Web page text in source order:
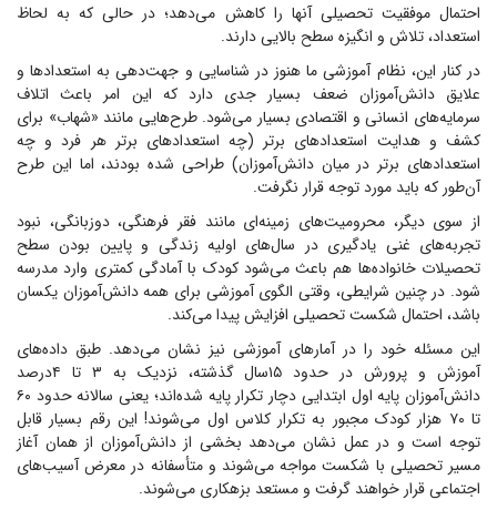
احتمال موفقیت تحصیلی آنها را کاهش می‌دهد؛ در حالی که به لحاظ
استعداد، تلاش و انگیزه سطح بالایی دارند.
در کنار این، نظام آموزشی ما هنوز در شناسایی و جهت‌دهی به استعداد‌ها و
علایق دانش‌آموزان ضعف بسیار جدی دارد که این امر باعث اتلاف
سرمایه‌های انسانی و اقتصادی بسیار می‌شود. طرح‌هایی مانند «شهاب» برای
کشف و هدایت استعداد‌های برتر (چه استعداد‌های برتر هر فرد و چه
استعداد‌های برتر در میان دانش‌آموزان) طراحی شده بودند، اما این طرح
آن‌طور که باید مورد توجه قرار نگرفت.
از سوی دیگر، محرومیت‌های زمینه‌ای مانند فقر فرهنگی، دوزبانگی، نبود
تجربه‌های غنی یادگیری در سال‌های اولیه زندگی و پایین بودن سطح
تحصیلات خانواده‌ها هم باعث می‌شود کودک با آمادگی کمتری وارد مدرسه
شود. در چنین شرایطی، وقتی الگوی آموزشی برای همه دانش‌آموزان یکسان
باشد، احتمال شکست تحصیلی افزایش پیدا می‌کند.
این مسئله خود را در آمار‌های آموزشی نیز نشان می‌دهد. طبق داده‌های
آموزش و پرورش در حدود ۱۵سال گذشته، نزدیک به ۳ تا ۴درصد
دانش‌آموزان پایه اول ابتدایی دچار تکرار پایه شده‌اند؛ یعنی سالانه حدود ۶۰
تا ۷۰ هزار کودک مجبور به تکرار کلاس اول می‌شوند! این رقم بسیار قابل
توجه است و در عمل نشان می‌دهد بخشی از دانش‌آموزان از همان آغاز
مسیر تحصیلی با شکست مواجه می‌شوند و متأسفانه در معرض آسیب‌های
اجتماعی قرار خواهند گرفت و مستعد بزهکاری می‌شوند.